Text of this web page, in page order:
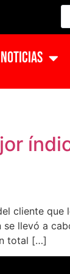
NOTICIAS
cliente
llevó a
total […]